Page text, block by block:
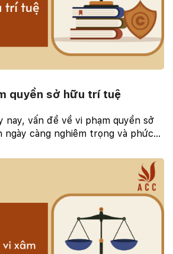
quyền sở hữu trí tuệ
nay, vấn đề về vi phạm quyền sở
càng nghiêm trọng và phức
hiện thực đau lòng đối với ...